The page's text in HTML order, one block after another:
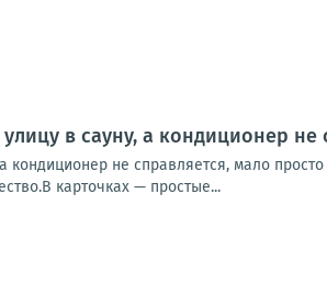
в сауну, а кондиционер не
не справляется, мало
карточках — простые...